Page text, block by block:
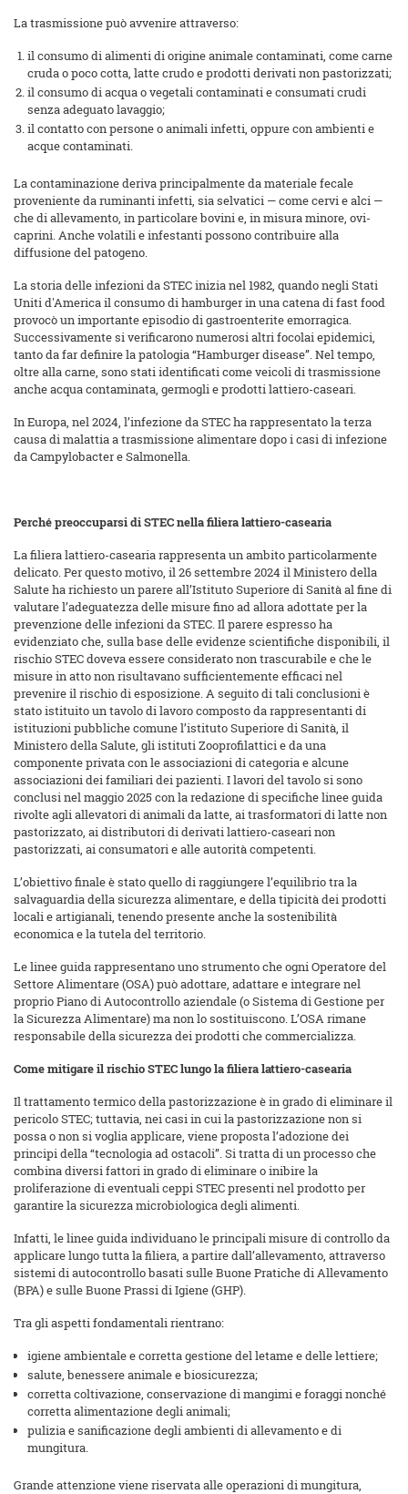
La trasmissione può avvenire attraverso:
il consumo di alimenti di origine animale contaminati, come carne
cruda o poco cotta, latte crudo e prodotti derivati non pastorizzati;
il consumo di acqua o vegetali contaminati e consumati crudi
senza adeguato lavaggio;
il contatto con persone o animali infetti, oppure con ambienti e
acque contaminati.
La contaminazione deriva principalmente da materiale fecale
proveniente da ruminanti infetti, sia selvatici — come cervi e alci —
che di allevamento, in particolare bovini e, in misura minore, ovi-
caprini. Anche volatili e infestanti possono contribuire alla
diffusione del patogeno.
La storia delle infezioni da STEC inizia nel 1982, quando negli Stati
Uniti d'America il consumo di hamburger in una catena di fast food
provocò un importante episodio di gastroenterite emorragica.
Successivamente si verificarono numerosi altri focolai epidemici,
tanto da far definire la patologia “Hamburger disease”. Nel tempo,
oltre alla carne, sono stati identificati come veicoli di trasmissione
anche acqua contaminata, germogli e prodotti lattiero-caseari.
In Europa, nel 2024, l’infezione da STEC ha rappresentato la terza
causa di malattia a trasmissione alimentare dopo i casi di infezione
da Campylobacter e Salmonella.
Perché preoccuparsi di STEC nella filiera lattiero-casearia
La filiera lattiero-casearia rappresenta un ambito particolarmente
delicato. Per questo motivo, il 26 settembre 2024 il Ministero della
Salute ha richiesto un parere all’Istituto Superiore di Sanità al fine di
valutare l’adeguatezza delle misure fino ad allora adottate per la
prevenzione delle infezioni da STEC. Il parere espresso ha
evidenziato che, sulla base delle evidenze scientifiche disponibili, il
rischio STEC doveva essere considerato non trascurabile e che le
misure in atto non risultavano sufficientemente efficaci nel
prevenire il rischio di esposizione. A seguito di tali conclusioni è
stato istituito un tavolo di lavoro composto da rappresentanti di
istituzioni pubbliche comune l’istituto Superiore di Sanità, il
Ministero della Salute, gli istituti Zooprofilattici e da una
componente privata con le associazioni di categoria e alcune
associazioni dei familiari dei pazienti. I lavori del tavolo si sono
conclusi nel maggio 2025 con la redazione di specifiche linee guida
rivolte agli allevatori di animali da latte, ai trasformatori di latte non
pastorizzato, ai distributori di derivati lattiero-caseari non
pastorizzati, ai consumatori e alle autorità competenti.
L’obiettivo finale è stato quello di raggiungere l’equilibrio tra la
salvaguardia della sicurezza alimentare, e della tipicità dei prodotti
locali e artigianali, tenendo presente anche la sostenibilità
economica e la tutela del territorio.
Le linee guida rappresentano uno strumento che ogni Operatore del
Settore Alimentare (OSA) può adottare, adattare e integrare nel
proprio Piano di Autocontrollo aziendale (o Sistema di Gestione per
la Sicurezza Alimentare) ma non lo sostituiscono. L’OSA rimane
responsabile della sicurezza dei prodotti che commercializza.
Come mitigare il rischio STEC lungo la filiera lattiero-casearia
Il trattamento termico della pastorizzazione è in grado di eliminare il
pericolo STEC; tuttavia, nei casi in cui la pastorizzazione non si
possa o non si voglia applicare, viene proposta l’adozione dei
principi della “tecnologia ad ostacoli”. Si tratta di un processo che
combina diversi fattori in grado di eliminare o inibire la
proliferazione di eventuali ceppi STEC presenti nel prodotto per
garantire la sicurezza microbiologica degli alimenti.
Infatti, le linee guida individuano le principali misure di controllo da
applicare lungo tutta la filiera, a partire dall’allevamento, attraverso
sistemi di autocontrollo basati sulle Buone Pratiche di Allevamento
(BPA) e sulle Buone Prassi di Igiene (GHP).
Tra gli aspetti fondamentali rientrano:
igiene ambientale e corretta gestione del letame e delle lettiere;
salute, benessere animale e biosicurezza;
corretta coltivazione, conservazione di mangimi e foraggi nonché
corretta alimentazione degli animali;
pulizia e sanificazione degli ambienti di allevamento e di
mungitura.
Grande attenzione viene riservata alle operazioni di mungitura,